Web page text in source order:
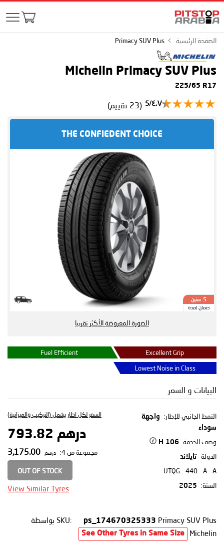
الصفحة الرئيسية Primacy SUV Plus
Michelin Primacy SUV Plus
225/65 R17
٤٫٧/5 (23 تقييم)
THE CONFIEDENT CHOICE
5 سنين
ضمان لمدة
الصورة المعروضة الأكثر تقريبا
Excellent Grip
Fuel Efficient
Lowest Noise in Class
البيانات و السعر
النمط الجانبي للإطار:
واجهة
سوداء
وصف الخدمة 106 H
الدولة تايلاند
UTQG: 440 A
A
السنة:
2025
السعر لكل اطار يشمل (التركيب والميزانية)
درهم 793.82
مجموعة من 4: درهم
OUT OF STOCK
View Similar Tyres
SKU: ps_174670325333 Primacy SUV Plus
بواسطة
Michelin
See Other Tyres in Same Size